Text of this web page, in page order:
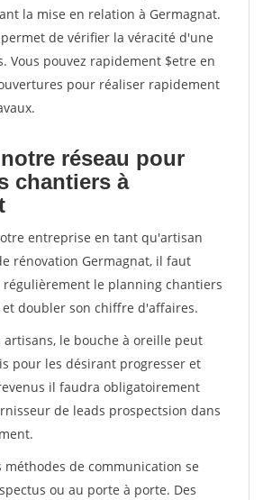
la mise en relation à Germagnat.
de vérifier la véracité d'une
Vous pouvez rapidement $etre en
pour réaliser rapidement
réseau pour
chantiers à
entreprise en tant qu'artisan
rénovation Germagnat, il faut
le planning chantiers
doubler son chiffre d'affaires.
artisans, le bouche à oreille peut
pour les désirant progresser et
il faudra obligatoirement
de leads prospectsion dans
de communication se
ou au porte à porte. Des